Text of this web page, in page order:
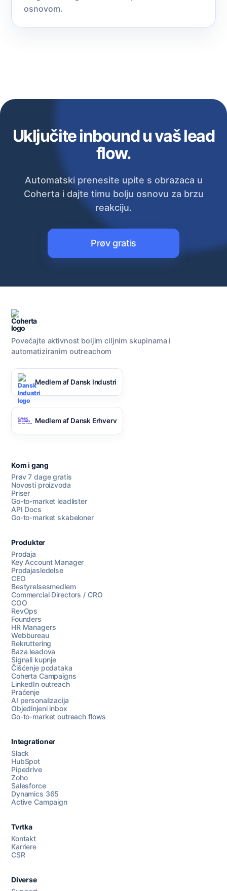
osnovom.
Uključite inbound u vaš lead
flow.
Automatski prenesite upite s obrazaca u
Coherta i dajte timu bolju osnovu za brzu
reakciju.
Prøv gratis
Razgovarajte s nama
Povećajte aktivnost boljim ciljnim skupinama i
automatiziranim outreachom
Medlem af Dansk Industri
Medlem af Dansk Erhverv
Kom i gang
Prøv 7 dage gratis
Novosti proizvoda
Priser
Go-to-market leadlister
API Docs
Go-to-market skabeloner
Produkter
Prodaja
Key Account Manager
Prodajasledelse
CEO
Bestyrelsesmedlem
Commercial Directors / CRO
COO
RevOps
Founders
HR Managers
Webbureau
Rekruttering
Baza leadova
Signali kupnje
Čišćenje podataka
Coherta Campaigns
LinkedIn outreach
Praćenje
AI personalizacija
Objedinjeni inbox
Go-to-market outreach flows
Integrationer
Slack
HubSpot
Pipedrive
Zoho
Salesforce
Dynamics 365
Active Campaign
Tvrtka
Kontakt
Karriere
CSR
Diverse